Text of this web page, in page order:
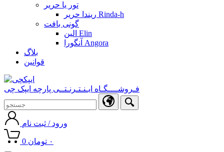
تور یا حریر
ریندا حریر Rinda-h
گونی بافت
الین Elin
آنگورا Angora
بلاگ
قوانین
فـروشــــگـاه ایـنـتـرنـتــی پارچه ایپک چی
ورود / ثبت نام
0 ۰ تومان